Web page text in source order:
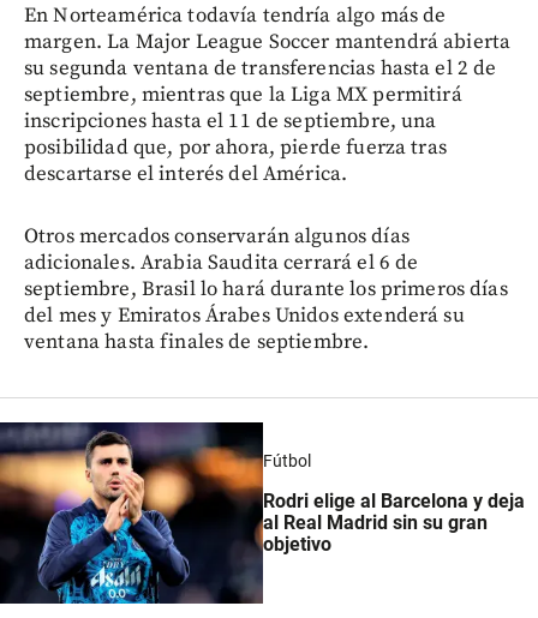
En Norteamérica todavía tendría algo más de
margen. La Major League Soccer mantendrá abierta
su segunda ventana de transferencias hasta el 2 de
septiembre, mientras que la Liga MX permitirá
inscripciones hasta el 11 de septiembre, una
posibilidad que, por ahora, pierde fuerza tras
descartarse el interés del América.
Otros mercados conservarán algunos días
adicionales. Arabia Saudita cerrará el 6 de
septiembre, Brasil lo hará durante los primeros días
del mes y Emiratos Árabes Unidos extenderá su
ventana hasta finales de septiembre.
Fútbol
Rodri elige al Barcelona y deja
al Real Madrid sin su gran
objetivo